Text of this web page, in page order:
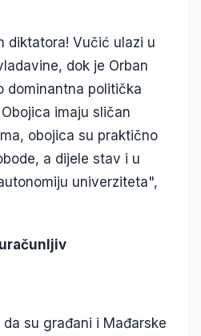
diktatora! Vučić ulazi u
dok je Orban
dominantna politička
imaju sličan
obojica su praktično
a dijele stav i u
univerziteta",
da su građani i Mađarske